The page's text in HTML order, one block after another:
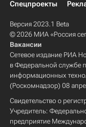
Спецпроекты
Версия 2023.1 Beta
© 2026 МИА «Россия
Вакансии
Сетевое издание РИА
в Федеральной службе
информационных
(Роскомнадзор) 08
Свидетельство о
Учредитель:
предприятие